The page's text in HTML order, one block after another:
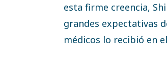
esta firme creencia,
grandes expectativas
médicos lo recibió en